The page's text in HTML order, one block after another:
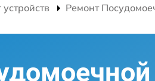
устройств Ремонт